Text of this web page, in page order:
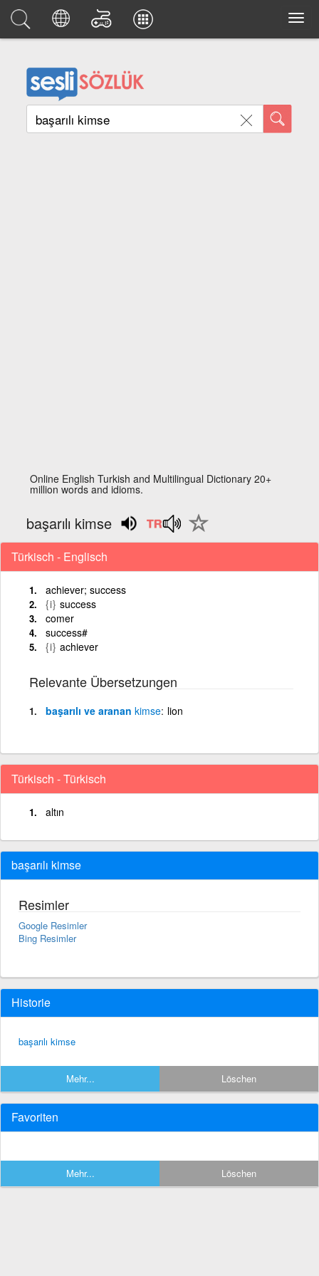
Online English Turkish and Multilingual Dictionary 20+
million words and idioms.
başarılı kimse
Türkisch - Englisch
achiever; success
{i} success
comer
success#
{i} achiever
Relevante Übersetzungen
başarılı ve aranan kimse lion
Türkisch - Türkisch
altın
başarılı kimse
Resimler
Google Resimler
Bing Resimler
Historie
başarılı kimse
Mehr... Löschen
Favoriten
Mehr... Löschen